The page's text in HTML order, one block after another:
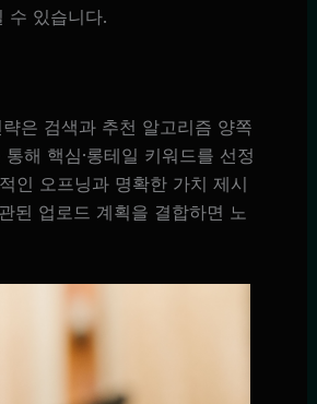
수 있습니다.
은 검색과 추천 알고리즘 양쪽
해 핵심·롱테일 키워드를 선정
인 오프닝과 명확한 가치 제시
된 업로드 계획을 결합하면 노